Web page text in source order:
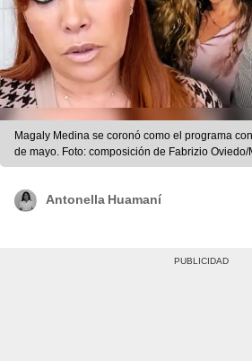
Magaly Medina se coronó como el programa
de mayo. Foto: composición de Fabrizio Oviedo/
Medina/Instagram/difusión
Antonella Huamaní